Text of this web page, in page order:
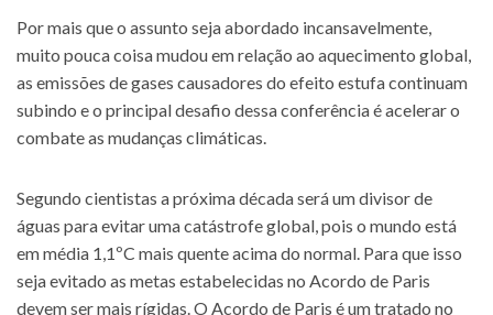
Por mais que o assunto seja abordado incansavelmente,
muito pouca coisa mudou em relação ao aquecimento global,
as emissões de gases causadores do efeito estufa continuam
subindo e o principal desafio dessa conferência é acelerar o
combate as mudanças climáticas.
Segundo cientistas a próxima década será um divisor de
águas para evitar uma catástrofe global, pois o mundo está
em média 1,1ºC mais quente acima do normal. Para que isso
seja evitado as metas estabelecidas no Acordo de Paris
devem ser mais rígidas. O Acordo de Paris é um tratado no